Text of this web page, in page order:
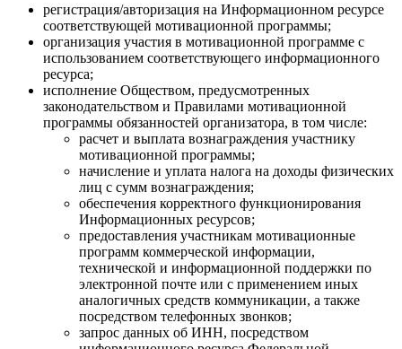
регистрация/авторизация на Информационном ресурсе
соответствующей мотивационной программы;
организация участия в мотивационной программе с
использованием соответствующего информационного
ресурса;
исполнение Обществом, предусмотренных
законодательством и Правилами мотивационной
программы обязанностей организатора, в том числе:
расчет и выплата вознаграждения участнику
мотивационной программы;
начисление и уплата налога на доходы физических
лиц с сумм вознаграждения;
обеспечения корректного функционирования
Информационных ресурсов;
предоставления участникам мотивационные
программ коммерческой информации,
технической и информационной поддержки по
электронной почте или с применением иных
аналогичных средств коммуникации, а также
посредством телефонных звонков;
запрос данных об ИНН, посредством